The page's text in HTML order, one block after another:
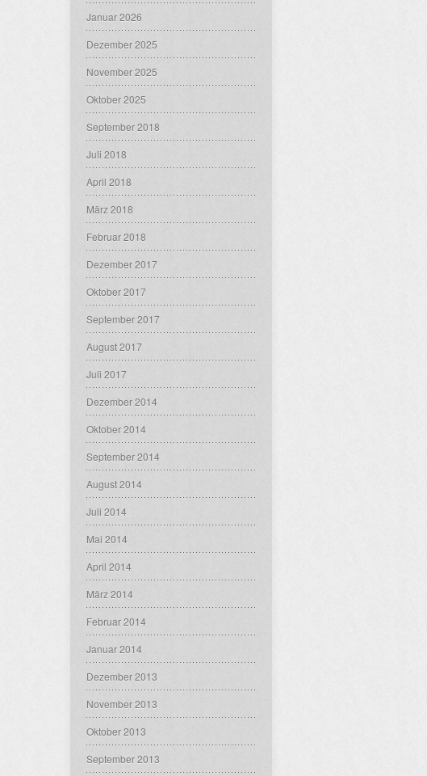
Januar 2026
Dezember 2025
November 2025
Oktober 2025
September 2018
Juli 2018
April 2018
März 2018
Februar 2018
Dezember 2017
Oktober 2017
September 2017
August 2017
Juli 2017
Dezember 2014
Oktober 2014
September 2014
August 2014
Juli 2014
Mai 2014
April 2014
März 2014
Februar 2014
Januar 2014
Dezember 2013
November 2013
Oktober 2013
September 2013